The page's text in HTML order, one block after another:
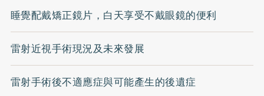
睡覺配戴矯正鏡片，白天享受不戴眼鏡的便利
雷射近視手術現況及未來發展
雷射手術後不適應症與可能產生的後遺症